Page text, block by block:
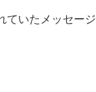
ていたメッセージ